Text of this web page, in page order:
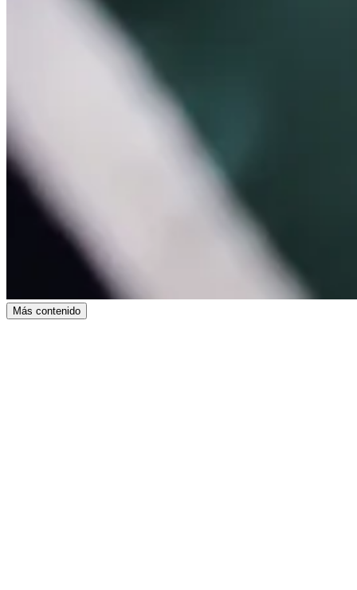
Más contenido